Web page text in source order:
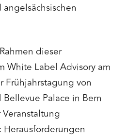
dieser
White Label Advisory am
Frühjahrstagung von
Palace in Bern
Herausforderungen